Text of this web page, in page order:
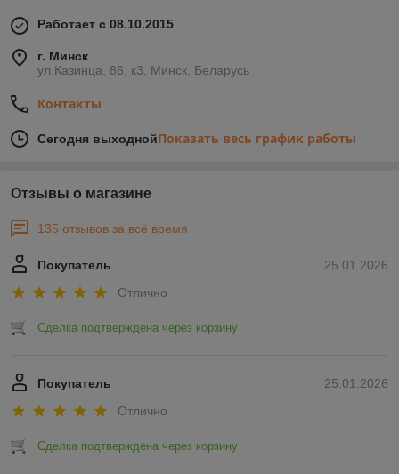
Работает с 08.10.2015
г. Минск
ул.Казинца, 86, к3, Минск, Беларусь
Контакты
Сегодня выходнойПоказать весь график работы
Отзывы о магазине
135 отзывов за всё время
25.01.2026
Покупатель
Отлично
Сделка подтверждена через корзину
25.01.2026
Покупатель
Отлично
Сделка подтверждена через корзину